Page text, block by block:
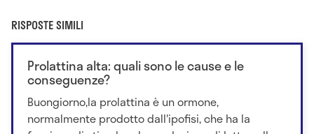
RISPOSTE SIMILI
Prolattina alta: quali sono le cause e le
conseguenze?
Buongiorno,la prolattina è un ormone,
normalmente prodotto dall'ipofisi, che ha la